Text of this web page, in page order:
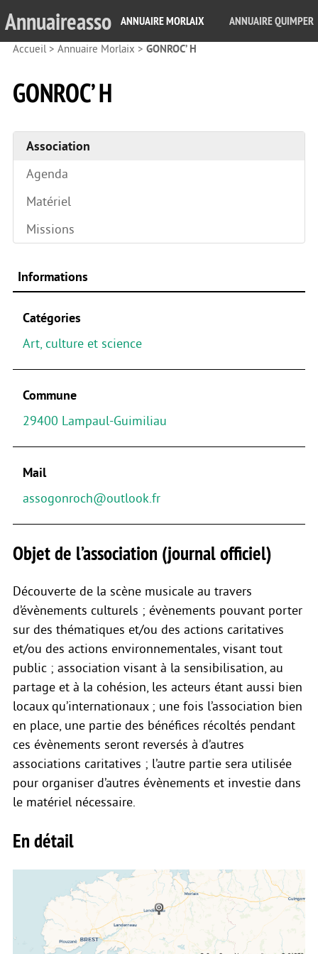
Annuaireasso ANNUAIRE MORLAIX ANNUAIRE QUIMPER
Accueil> Annuaire Morlaix > GONROC’ H
GONROC’ H
Association
Agenda
Matériel
Missions
Informations
Catégories
Art, culture et science
Commune
29400 Lampaul-Guimiliau
Mail
assogonroch@outlook.fr
Objet de l’association (journal officiel)
Découverte de la scène musicale au travers
d’évènements culturels ; évènements pouvant porter
sur des thématiques et/ou des actions caritatives
et/ou des actions environnementales, visant tout
public ; association visant à la sensibilisation, au
partage et à la cohésion, les acteurs étant aussi bien
locaux qu’internationaux ; une fois l’association bien
en place, une partie des bénéfices récoltés pendant
ces évènements seront reversés à d’autres
associations caritatives ; l’autre partie sera utilisée
pour organiser d’autres évènements et investie dans
le matériel nécessaire.
En détail